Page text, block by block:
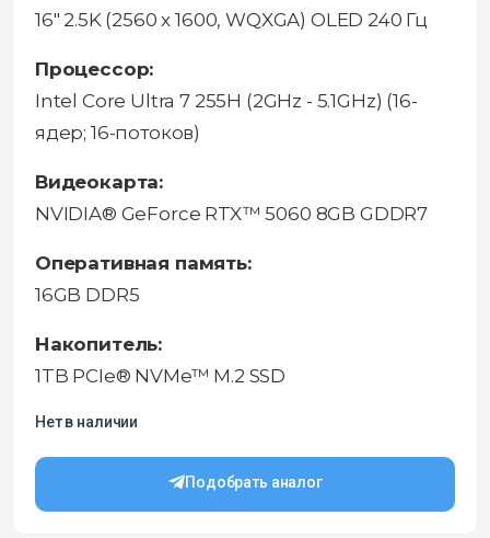
16" 2.5K (2560 x 1600, WQXGA) OLED 240 Гц
Процессор:
Intel Core Ultra 7 255H (2GHz - 5.1GHz) (16-
ядер; 16-потоков)
Видеокарта:
NVIDIA® GeForce RTX™ 5060 8GB GDDR7
Оперативная память:
16GB DDR5
Накопитель:
1TB PCIe® NVMe™ M.2 SSD
Нет в наличии
Подобрать аналог